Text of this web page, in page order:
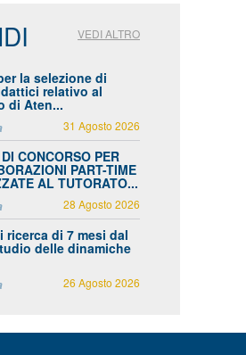
VEDI ALTRO
la selezione di
relativo al
di Aten...
31 Agosto 2026
CONCORSO PER
PART-TIME
AL TUTORATO...
28 Agosto 2026
ricerca di 7 mesi dal
delle dinamiche
26 Agosto 2026